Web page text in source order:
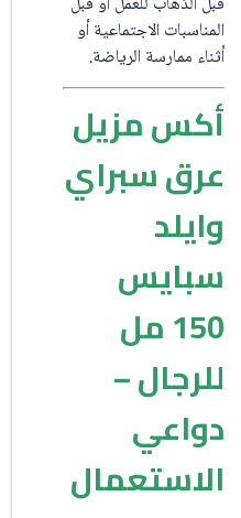
المناسبات الاجتماعية أو
أثناء ممارسة الرياضة.
أكس مزيل
عرق سبراي
وايلد
سبايس
150 مل
للرجال –
دواعي
الاستعمال